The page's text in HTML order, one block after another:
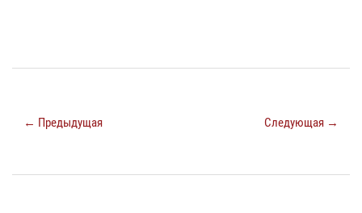
← Предыдущая Следующая →